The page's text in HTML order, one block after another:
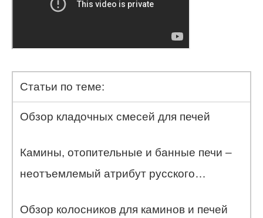
Статьи по теме:
Обзор кладочных смесей для печей
Камины, отопительные и банные печи –
неотъемлемый атрибут русского…
Обзор колосников для каминов и печей